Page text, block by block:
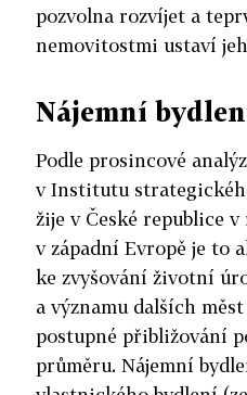
pozvolna rozvíjet a
nemovitostmi ustaví
Nájemní
Podle prosincové
v Institutu
žije v České republice
v západní Evropě je to
ke zvyšování životní
a významu dalších
postupné přibližování
průměru. Nájemní